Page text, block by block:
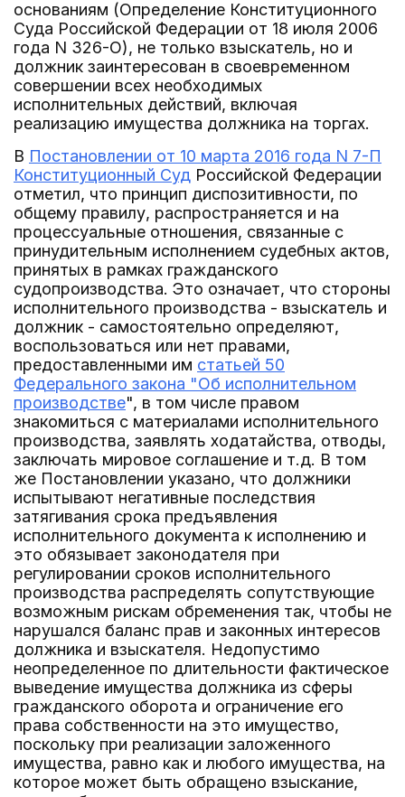
основаниям (Определение Конституционного
Суда Российской Федерации от 18 июля 2006
года N 326-О), не только взыскатель, но и
должник заинтересован в своевременном
совершении всех необходимых
исполнительных действий, включая
реализацию имущества должника на торгах.
В Постановлении от 10 марта 2016 года N 7-П
Конституционный Суд Российской Федерации
отметил, что принцип диспозитивности, по
общему правилу, распространяется и на
процессуальные отношения, связанные с
принудительным исполнением судебных актов,
принятых в рамках гражданского
судопроизводства. Это означает, что стороны
исполнительного производства - взыскатель и
должник - самостоятельно определяют,
воспользоваться или нет правами,
предоставленными им статьей 50
Федерального закона "Об исполнительном
производстве", в том числе правом
знакомиться с материалами исполнительного
производства, заявлять ходатайства, отводы,
заключать мировое соглашение и т.д. В том
же Постановлении указано, что должники
испытывают негативные последствия
затягивания срока предъявления
исполнительного документа к исполнению и
это обязывает законодателя при
регулировании сроков исполнительного
производства распределять сопутствующие
возможным рискам обременения так, чтобы не
нарушался баланс прав и законных интересов
должника и взыскателя. Недопустимо
неопределенное по длительности фактическое
выведение имущества должника из сферы
гражданского оборота и ограничение его
права собственности на это имущество,
поскольку при реализации заложенного
имущества, равно как и любого имущества, на
которое может быть обращено взыскание,